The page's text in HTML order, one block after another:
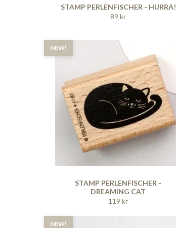
STAMP PERLENFISCHER - HURRA!
89 kr
NEW!
STAMP PERLENFISCHER -
DREAMING CAT
119 kr
NEW!